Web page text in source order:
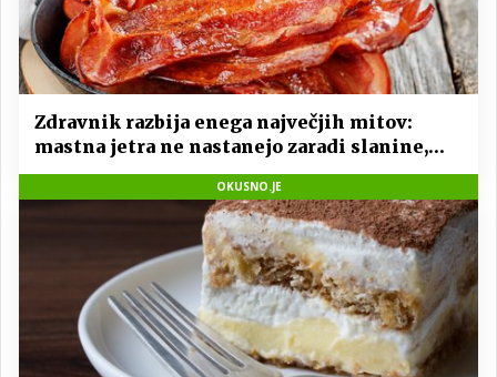
Zdravnik razbija enega največjih mitov:
mastna jetra ne nastanejo zaradi slanine,
temveč zaradi živila, ki ga imamo vsi radi
OKUSNO.JE